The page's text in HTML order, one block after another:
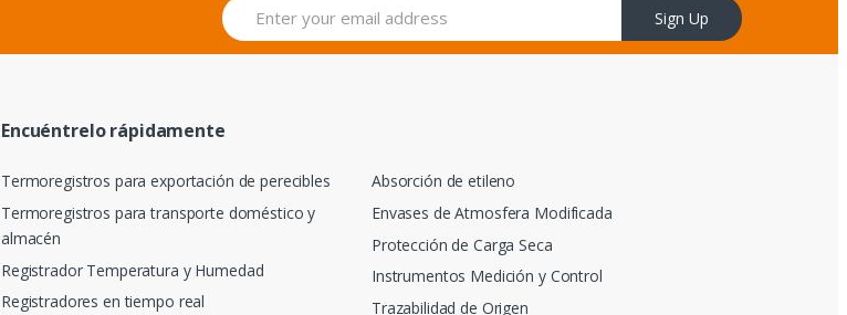
Sign Up
Encuéntrelo rápidamente
Termoregistros para exportación de perecibles
Termoregistros para transporte doméstico y
almacén
Registrador Temperatura y Humedad
Registradores en tiempo real
Absorción de etileno
Envases de Atmosfera Modificada
Protección de Carga Seca
Instrumentos Medición y Control
Trazabilidad de Origen